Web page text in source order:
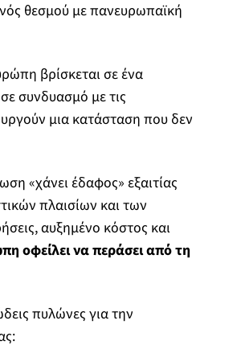
θεσμού με πανευρωπαϊκή
βρίσκεται σε ένα
συνδυασμό με τις
μια κατάσταση που δεν
«χάνει έδαφος» εξαιτίας
πλαισίων και των
αυξημένο κόστος και
οφείλει να περάσει από τη
πυλώνες για την